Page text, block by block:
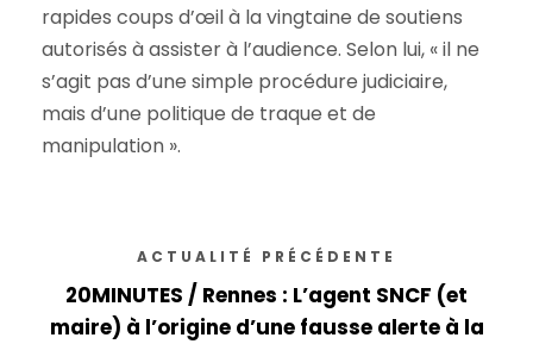
rapides coups d’œil à la vingtaine de soutiens
autorisés à assister à l’audience. Selon lui, « il ne
s’agit pas d’une simple procédure judiciaire,
mais d’une politique de traque et de
manipulation ».
ACTUALITÉ PRÉCÉDENTE
20MINUTES / Rennes : L’agent SNCF (et
maire) à l’origine d’une fausse alerte à la